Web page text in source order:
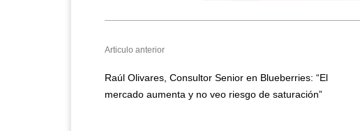
Articulo anterior
Raúl Olivares, Consultor Senior en Blueberries: “El
mercado aumenta y no veo riesgo de saturación”